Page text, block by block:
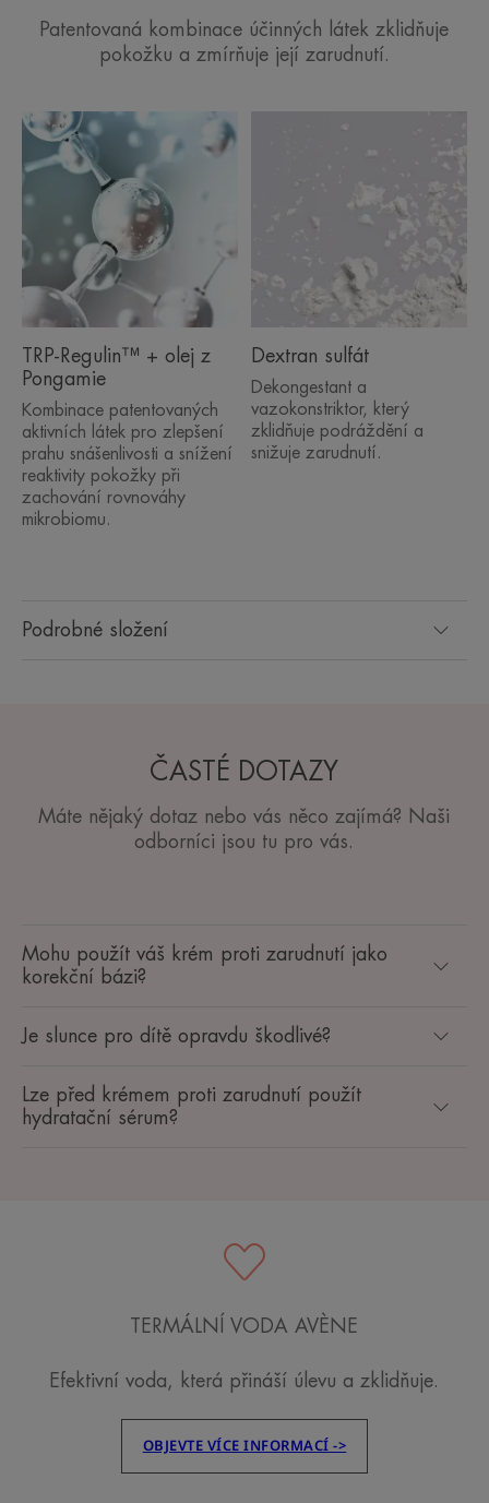
Patentovaná kombinace účinných látek zklidňuje
pokožku a zmírňuje její zarudnutí.
Podrobné složení
TRP-Regulin™ + olej z
Pongamie
Kombinace patentovaných
aktivních látek pro zlepšení
prahu snášenlivosti a snížení
reaktivity pokožky při
zachování rovnováhy
mikrobiomu.
Dextran sulfát
Dekongestant a
vazokonstriktor, který
zklidňuje podráždění a
snižuje zarudnutí.
ČASTÉ DOTAZY
Máte nějaký dotaz nebo vás něco zajímá? Naši
odborníci jsou tu pro vás.
Mohu použít váš krém proti zarudnutí jako
korekční bázi?
Je slunce pro dítě opravdu škodlivé?
Lze před krémem proti zarudnutí použít
hydratační sérum?
TERMÁLNÍ VODA AVÈNE
Efektivní voda, která přináší úlevu a zklidňuje.
OBJEVTE VÍCE INFORMACÍ ->